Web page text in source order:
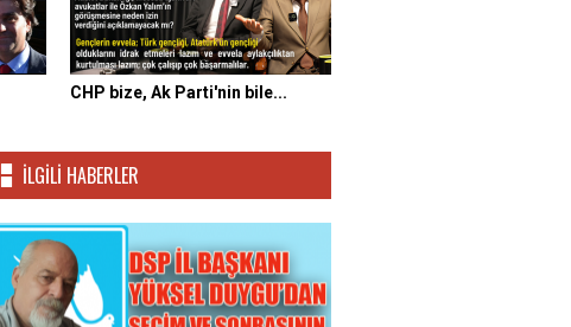
CHP bize, Ak Parti'nin bile...
İLGILI HABERLER